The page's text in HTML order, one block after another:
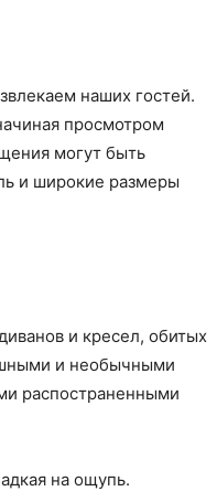
наших гостей.
просмотром
могут быть
и широкие размеры
и кресел, обитых
и необычными
распостраненными
на ощупь.